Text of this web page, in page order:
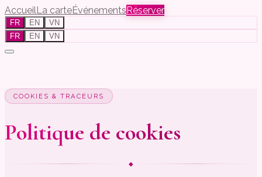
AccueilLa carteÉvénementsRéserver
FR EN
VN
FR
EN VN
COOKIES & TRACEURS
Politique de cookies
◆